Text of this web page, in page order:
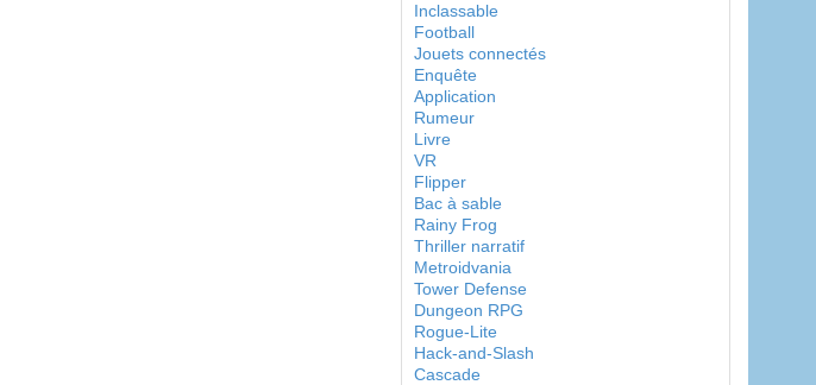
Inclassable
Football
Jouets connectés
Enquête
Application
Rumeur
Livre
VR
Flipper
Bac à sable
Rainy Frog
Thriller narratif
Metroidvania
Tower Defense
Dungeon RPG
Rogue-Lite
Hack-and-Slash
Cascade